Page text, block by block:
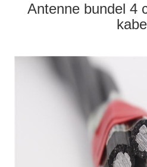
Antenne bundel 4